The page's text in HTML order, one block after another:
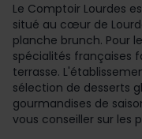
Le Comptoir Lourdes
situé au cœur de
planche brunch. Pour
spécialités françaises
terrasse.
sélection de desserts
gourmandises de
vous conseiller sur les